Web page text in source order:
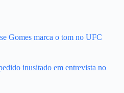
Gomes marca o tom no UFC
inusitado em entrevista no